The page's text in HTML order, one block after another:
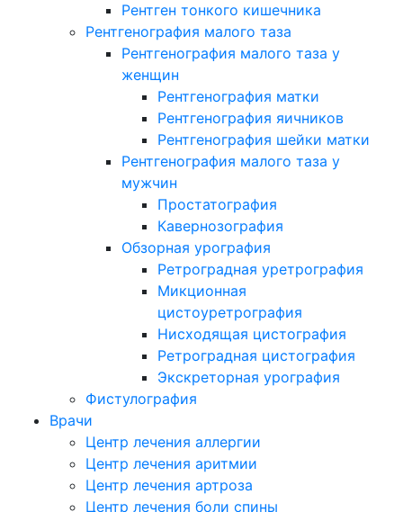
Рентген тонкого кишечника
Рентгенография малого таза
Рентгенография малого таза у
женщин
Рентгенография матки
Рентгенография яичников
Рентгенография шейки матки
Рентгенография малого таза у
мужчин
Простатография
Кавернозография
Обзорная урография
Ретроградная уретрография
Микционная
цистоуретрография
Нисходящая цистография
Ретроградная цистография
Экскреторная урография
Фистулография
Врачи
Центр лечения аллергии
Центр лечения аритмии
Центр лечения артроза
Центр лечения боли спины